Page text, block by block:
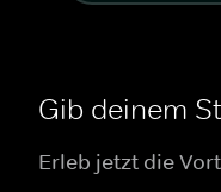
Gib deinem
Erleb jetzt die